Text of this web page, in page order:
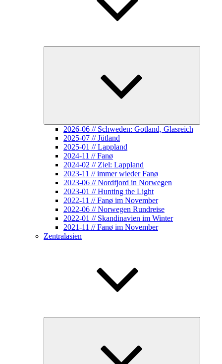
2026-06 // Schweden: Gotland, Glasreich
2025-07 // Jütland
2025-01 // Lappland
2024-11 // Fanø
2024-02 // Ziel: Lappland
2023-11 // immer wieder Fanø
2023-06 // Nordfjord in Norwegen
2023-01 // Hunting the Light
2022-11 // Fanø im November
2022-06 // Norwegen Rundreise
2022-01 // Skandinavien im Winter
2021-11 // Fanø im November
Zentralasien